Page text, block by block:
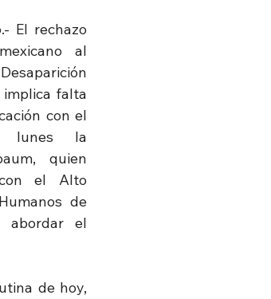
El rechazo
al
implica falta
con el
lunes la
quien
el Alto
de
abordar el
de hoy,